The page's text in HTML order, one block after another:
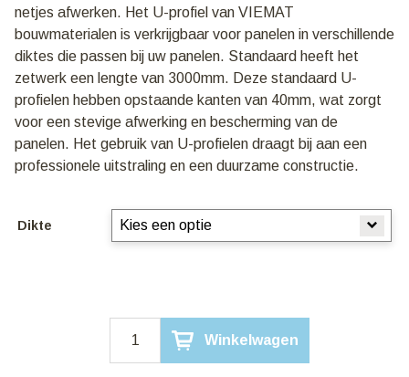
netjes afwerken. Het U-profiel van VIEMAT
bouwmaterialen is verkrijgbaar voor panelen in verschillende
diktes die passen bij uw panelen. Standaard heeft het
zetwerk een lengte van 3000mm. Deze standaard U-
profielen hebben opstaande kanten van 40mm, wat zorgt
voor een stevige afwerking en bescherming van de
panelen. Het gebruik van U-profielen draagt bij aan een
professionele uitstraling en een duurzame constructie.
Dikte
Profiel
912/Wit
Winkelwagen